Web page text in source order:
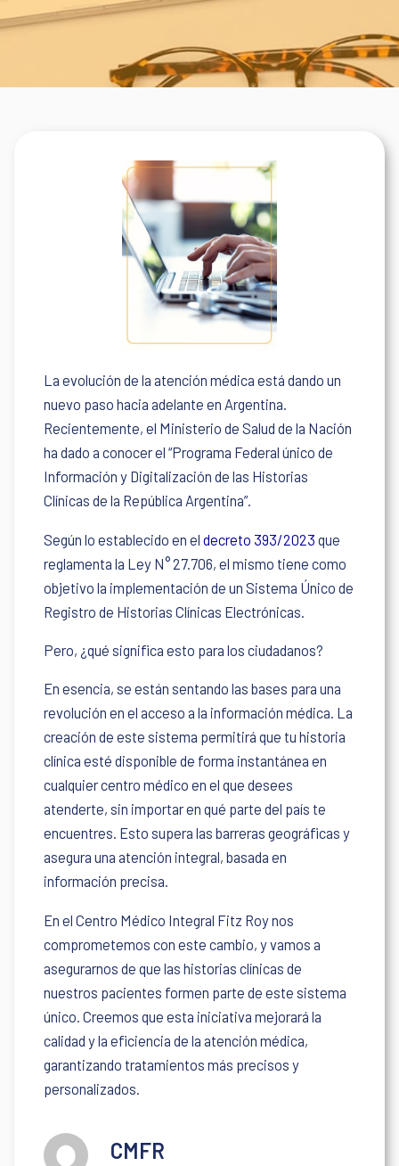
La evolución de la atención médica está dando un
nuevo paso hacia adelante en Argentina.
Recientemente, el Ministerio de Salud de la Nación
ha dado a conocer el “Programa Federal único de
Información y Digitalización de las Historias
Clínicas de la República Argentina”.
Según lo establecido en eldecreto 393/2023 que
reglamenta la Ley N° 27.706, el mismo tiene como
objetivo la implementación de un Sistema Único de
Registro de Historias Clínicas Electrónicas.
Pero, ¿qué significa esto para los ciudadanos?
En esencia, se están sentando las bases para una
revolución en el acceso a la información médica. La
creación de este sistema permitirá que tu historia
clínica esté disponible de forma instantánea en
cualquier centro médico en el que desees
atenderte, sin importar en qué parte del país te
encuentres. Esto supera las barreras geográficas y
asegura una atención integral, basada en
información precisa.
En el Centro Médico Integral Fitz Roy nos
comprometemos con este cambio, y vamos a
asegurarnos de que las historias clínicas de
nuestros pacientes formen parte de este sistema
único. Creemos que esta iniciativa mejorará la
calidad y la eficiencia de la atención médica,
garantizando tratamientos más precisos y
personalizados.
CMFR